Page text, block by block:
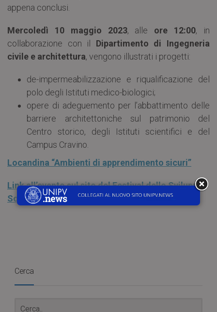
appena conclusi.
Mercoledì 10 maggio 2023, alle ore 12:00, in
collaborazione con il Dipartimento di Ingegneria
civile e architettura, vengono illustrati i progetti:
de-impermeabilizzazione e riqualificazione del
polo degli Istituti medico-biologici;
opere di adeguemento per l’abbattimento delle
barriere architettoniche sul patrimonio del
Centro storico, degli Istituti scientifici e del
Campus Cravino.
Locandina “Ambienti di apprendimento sicuri”
Link all’evento sul sito del Festival dello Sviluppo
Sostenibile
Cerca